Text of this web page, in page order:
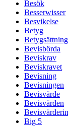
Besök
Besserwisser
Besvikelse
Betyg
Betygsättning
Bevisbörda
Beviskrav
Beviskravet
Bevisning
Bevisningen
Bevisvärde
Bevisvärden
Big 5